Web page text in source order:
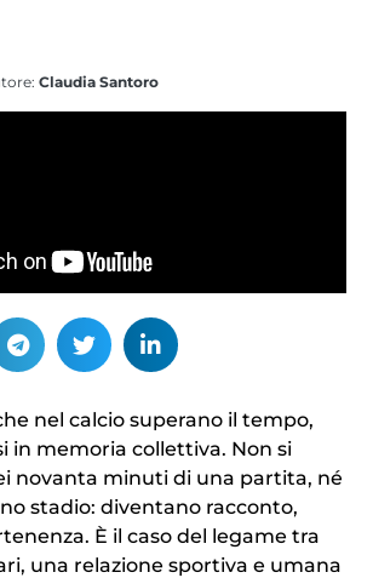
Claudia Santoro
nel calcio superano il tempo,
in memoria collettiva. Non si
novanta minuti di una partita, né
stadio: diventano racconto,
È il caso del legame tra
una relazione sportiva e umana